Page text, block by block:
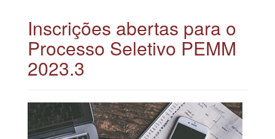
Inscrições abertas para o
Processo Seletivo PEMM
2023.3